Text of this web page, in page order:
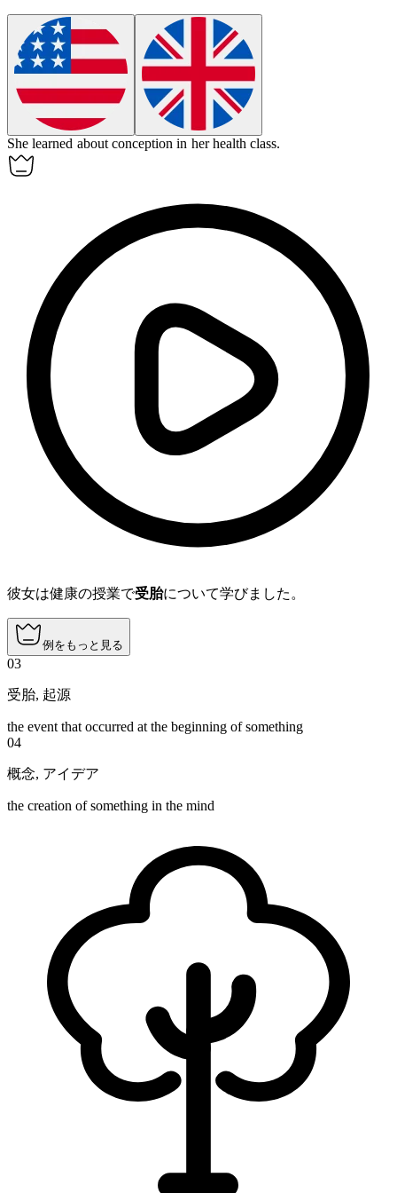
She learned about conception in her health class.
彼女は健康の授業で受胎について学びました。
例をもっと見る
03
受胎, 起源
the event that occurred at the beginning of something
04
概念, アイデア
the creation of something in the mind